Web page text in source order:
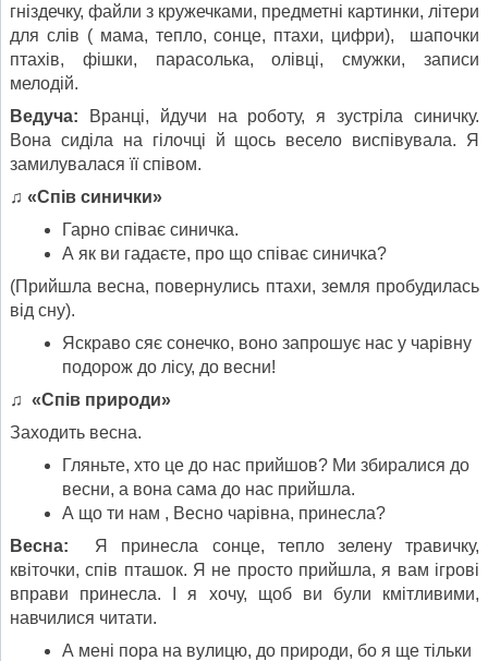
гніздечку, файли з кружечками, предметні картинки, літери
для слів ( мама, тепло, сонце, птахи, цифри), шапочки
птахів, фішки, парасолька, олівці, смужки, записи
мелодій.
Ведуча: Вранці, йдучи на роботу, я зустріла синичку.
Вона сиділа на гілочці й щось весело виспівувала. Я
замилувалася її співом.
♫ «Спів синички»
Гарно співає синичка.
А як ви гадаєте, про що співає синичка?
(Прийшла весна, повернулись птахи, земля пробудилась
від сну).
Яскраво сяє сонечко, воно запрошує нас у чарівну
подорож до лісу, до весни!
♫ «Спів природи»
Заходить весна.
Гляньте, хто це до нас прийшов? Ми збиралися до
весни, а вона сама до нас прийшла.
А що ти нам , Весно чарівна, принесла?
Весна:
Я принесла сонце, тепло зелену травичку,
квіточки, спів пташок. Я не просто прийшла, я вам ігрові
вправи принесла. І я хочу, щоб ви були кмітливими,
навчилися читати.
А мені пора на вулицю, до природи, бо я ще тільки